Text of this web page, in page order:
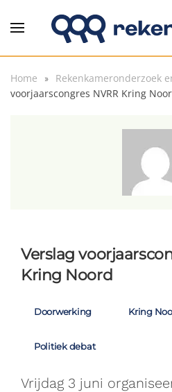
Overslaan en naar de
Home Rekenkameronderzoek
voorjaarscongres NVRR Kring
Verslag
Kring Noord
Doorwerking Kring
Politiek debat
Vrijdag 3 juni